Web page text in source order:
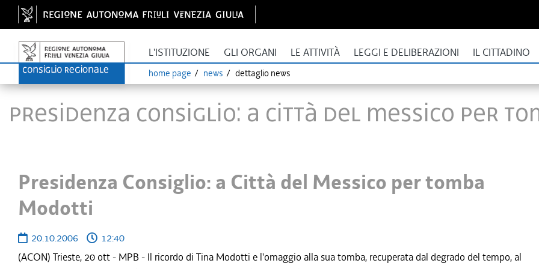
L'ISTITUZIONE GLI ORGANI LE ATTIVITÀ LEGGI E DELIBERAZIONI IL CITTADINO
home page news dettaglio news
Presidenza Consiglio: a Città del Messico per
Presidenza Consiglio: a Città del Messico per tomba
Modotti
20.10.2006
12:40
(ACON) Trieste, 20 ott - MPB - Il ricordo di Tina Modotti e l'omaggio alla sua tomba, recuperata dal degrado del tempo, al